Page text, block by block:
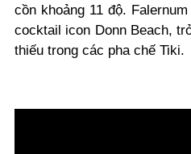
cồn khoảng 11 độ.
cocktail icon Donn Beach,
thiếu trong các pha chế Tiki.